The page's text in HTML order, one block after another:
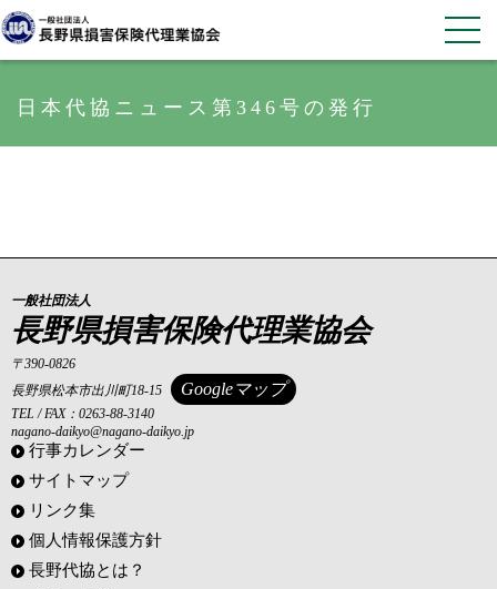
日本代協ニュース第346号の発行
一般社団法人
長野県損害保険代理業協会
〒390-0826
長野県松本市出川町18-15
Googleマップ
TEL / FAX：0263-88-3140
nagano-daikyo@nagano-daikyo.jp
行事カレンダー
サイトマップ
リンク集
個人情報保護方針
長野代協とは？